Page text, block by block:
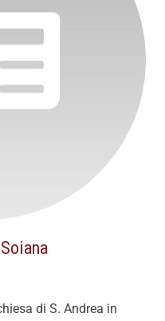
di S. Andrea in